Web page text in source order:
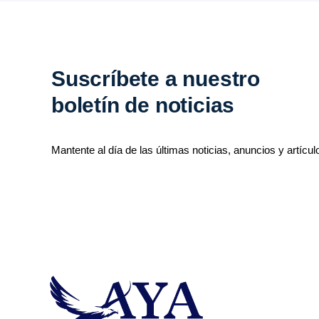
Suscríbete a nuestro
boletín de noticias
Mantente al día de las últimas noticias, anuncios y